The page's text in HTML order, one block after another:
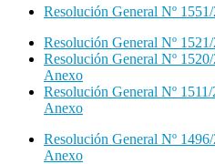
Resolución General Nº
Resolución General Nº
Resolución General Nº
Anexo
Resolución General Nº
Anexo
Resolución General Nº
Anexo